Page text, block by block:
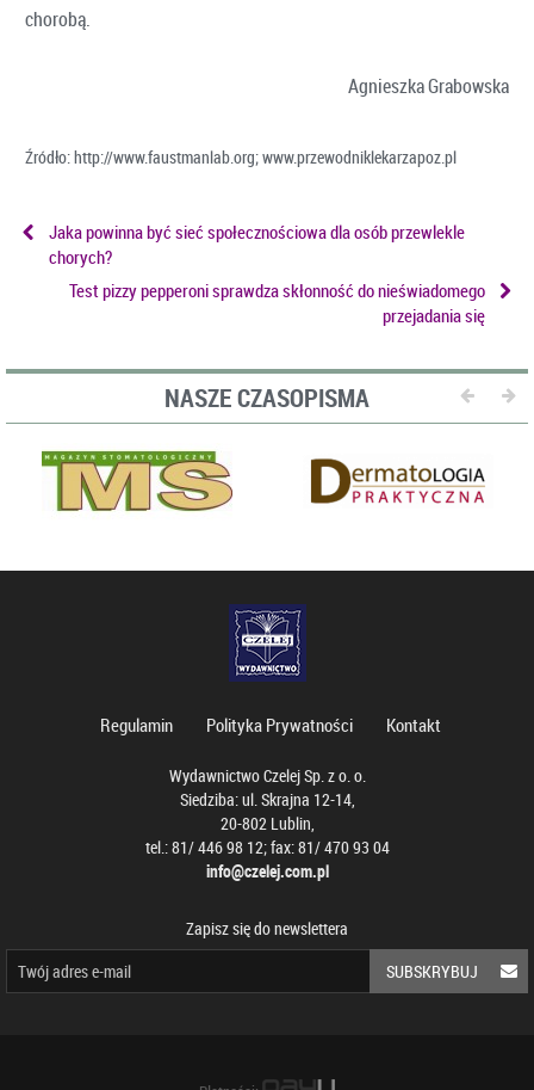
chorobą.
Agnieszka Grabowska
Źródło: http://www.faustmanlab.org; www.przewodniklekarzapoz.pl
Jaka powinna być sieć społecznościowa dla osób przewlekle
chorych?
Test pizzy pepperoni sprawdza skłonność do nieświadomego
przejadania się
NASZE CZASOPISMA
Regulamin Polityka Prywatności Kontakt
Wydawnictwo Czelej Sp. z o. o.
Siedziba: ul. Skrajna 12-14,
20-802 Lublin,
tel.: 81/ 446 98 12; fax: 81/ 470 93 04
info@czelej.com.pl
Zapisz się do newslettera
SUBSKRYBUJ